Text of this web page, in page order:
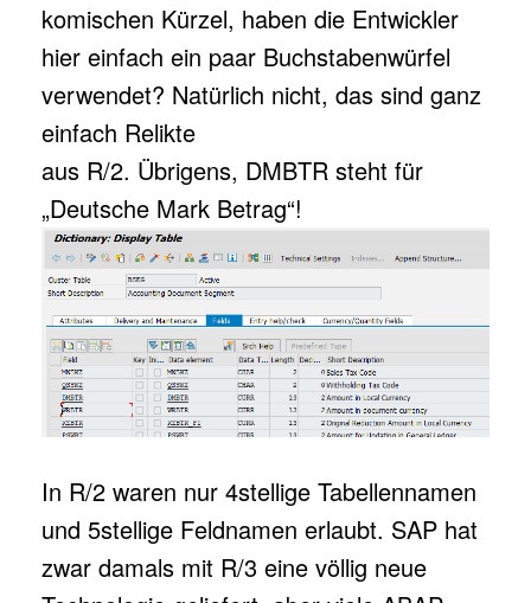
komischen Kürzel, haben die Entwickler
hier einfach ein paar Buchstabenwürfel
verwendet? Natürlich nicht, das sind ganz
einfach Relikte
aus R/2. Übrigens, DMBTR steht für
„Deutsche Mark Betrag“!
In R/2 waren nur 4stellige Tabellennamen
und 5stellige Feldnamen erlaubt. SAP hat
zwar damals mit R/3 eine völlig neue
Absenden